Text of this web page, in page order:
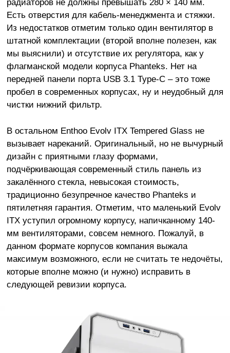
Есть отверстия для кабель-менеджмента и стяжки.
Из недостатков отметим только один вентилятор в
штатной комплектации (второй вполне полезен, как
мы выяснили) и отсутствие их регулятора, как у
флагманской модели корпуса Phanteks. Нет на
передней панели порта USB 3.1 Type-C – это тоже
пробел в современных корпусах, ну и неудобный для
чистки нижний фильтр.
В остальном Enthoo Evolv ITX Tempered Glass не
вызывает нареканий. Оригинальный, но не вычурный
дизайн с приятными глазу формами,
подчёркивающая современный стиль панель из
закалённого стекла, невысокая стоимость,
традиционно безупречное качество Phanteks и
пятилетняя гарантия. Отметим, что маленький Evolv
ITX уступил огромному корпусу, напичканному 140-
мм вентиляторами, совсем немного. Пожалуй, в
данном формате корпусов компания выжала
максимум возможного, если не считать те недочёты,
которые вполне можно (и нужно) исправить в
следующей ревизии корпуса.